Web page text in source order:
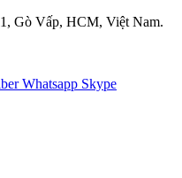
Gò Vấp, HCM, Việt Nam.
Whatsapp Skype